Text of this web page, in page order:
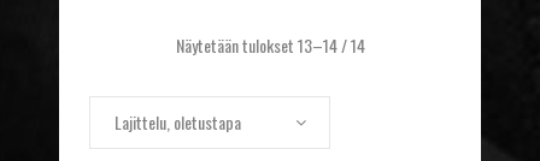
Näytetään tulokset 13–14 / 14
Lajittelu, oletustapa